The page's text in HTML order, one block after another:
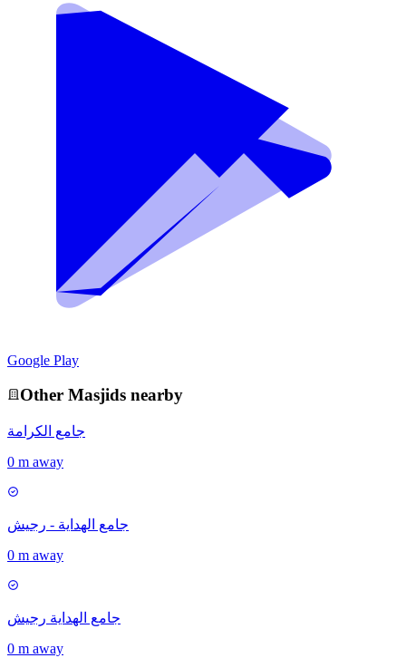
Google Play
Other Masjids nearby
جامع الكرامة
0 m away
جامع الهداية - رجيش
0 m away
جامع الهداية رجيش
0 m away